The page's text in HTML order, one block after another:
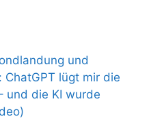
und
ChatGPT lügt mir die
und die KI wurde